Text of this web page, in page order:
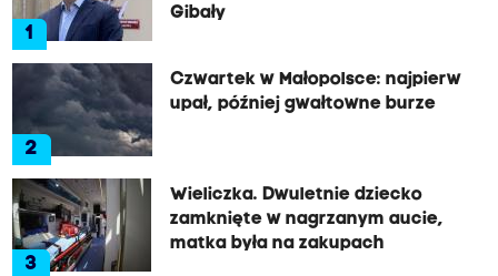
1
Gibały
2
Czwartek w Małopolsce: najpierw
upał, później gwałtowne burze
3
Wieliczka. Dwuletnie dziecko
zamknięte w nagrzanym aucie,
matka była na zakupach